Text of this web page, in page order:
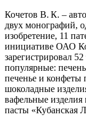
Кочетов В. К. –
двух монографий,
изобретение, 11
инициативе ОАО
зарегистрировал
популярные:
печенье и конфеты
шоколадные
вафельные
пасты «Кубанская